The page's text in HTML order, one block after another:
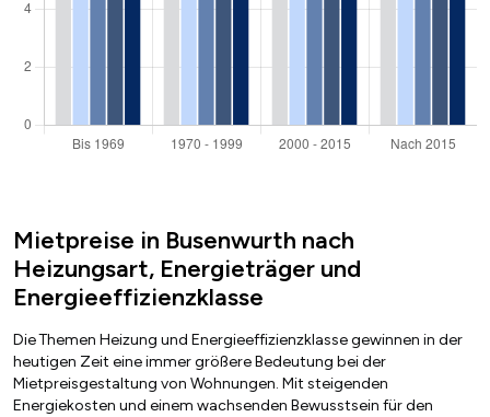
Mietpreise in Busenwurth nach
Heizungsart, Energieträger und
Energieeffizienzklasse
Die Themen Heizung und Energieeffizienzklasse gewinnen in der
heutigen Zeit eine immer größere Bedeutung bei der
Mietpreisgestaltung von Wohnungen. Mit steigenden
Energiekosten und einem wachsenden Bewusstsein für den